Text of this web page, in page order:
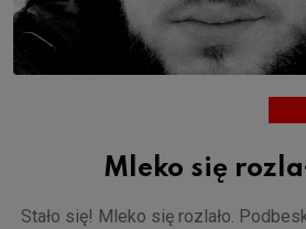
Mleko się
Stało się! Mleko się rozlało.